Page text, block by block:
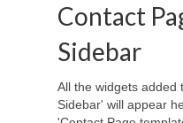
Contact
Sidebar
All the widgets added
Sidebar' will appear